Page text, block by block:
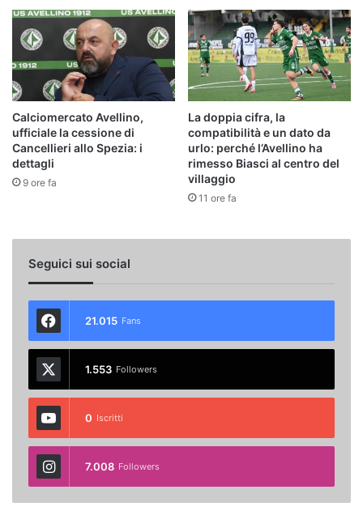
Calciomercato Avellino,
ufficiale la cessione di
Cancellieri allo Spezia: i
dettagli
9 ore fa
La doppia cifra, la
compatibilità e un dato da
urlo: perché l’Avellino ha
rimesso Biasci al centro del
villaggio
11 ore fa
Seguici sui social
21.015 Fans
1.553 Followers
0 Iscritti
7.008 Followers